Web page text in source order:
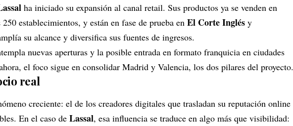
ha iniciado su expansión al canal retail. Sus productos ya se venden en
establecimientos, y están en fase de prueba en El Corte Inglés y
su alcance y diversifica sus fuentes de ingresos.
nuevas aperturas y la posible entrada en formato franquicia en ciudades
el foco sigue en consolidar Madrid y Valencia, los dos pilares del proyecto.
real
creciente: el de los creadores digitales que trasladan su reputación online
En el caso de Lassal, esa influencia se traduce en algo más que visibilidad: